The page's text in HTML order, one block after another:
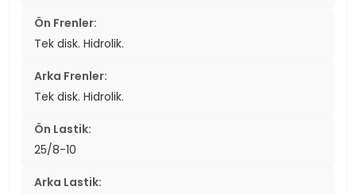
Ön Frenler:
Tek disk. Hidrolik.
Arka Frenler:
Tek disk. Hidrolik.
Ön Lastik:
25/8-10
Arka Lastik: